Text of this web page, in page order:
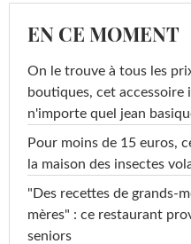
EN CE MOMENT
On le trouve à tous les
boutiques, cet
n'importe quel jean
Pour moins de 15 euros,
la maison des insectes
"Des recettes de grands-
mères" : ce restaurant
seniors